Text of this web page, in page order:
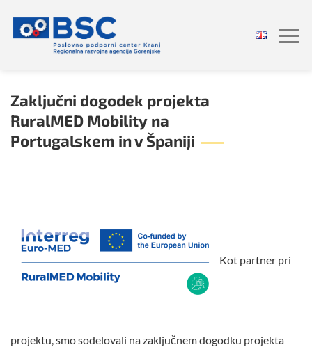
vsebino
Zaključni dogodek projekta
RuralMED Mobility na
Portugalskem in v Španiji
Kot partner pri
projektu, smo sodelovali na zaključnem dogodku projekta